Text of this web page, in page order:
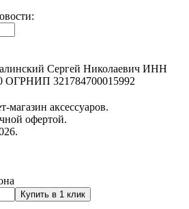
Сергей Николаевич ИНН
ОГРНИП 321784700015992
магазин аксессуаров.
офертой.
Купить в 1 клик